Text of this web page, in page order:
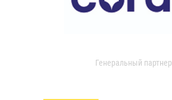
Генеральный партнер